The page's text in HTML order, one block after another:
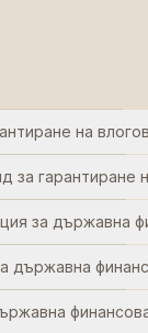
на
за гарантиране
за държавна
държавна